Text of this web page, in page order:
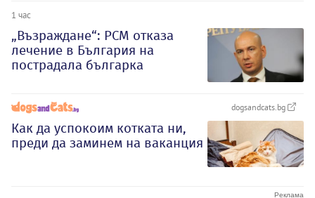
1 час
„Възраждане“: РСМ отказа
лечение в България на
пострадала българка
dogsandcats.bg
Как да успокоим котката ни,
преди да заминем на ваканция